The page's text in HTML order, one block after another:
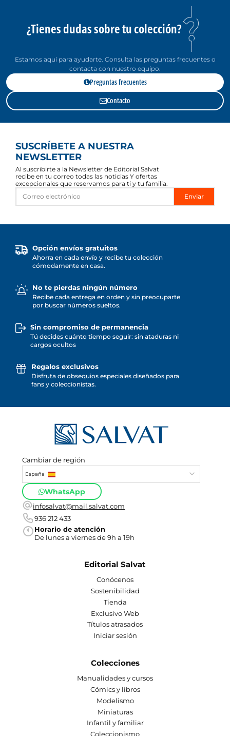
¿Tienes dudas sobre tu colección?
Estamos aquí para ayudarte. Consulta las preguntas frecuentes o
contacta con nuestro equipo.
Preguntas frecuentes
Contacto
SUSCRÍBETE A NUESTRA
NEWSLETTER
Al suscribirte a la Newsletter de Editorial Salvat
recibe en tu correo todas las noticias Y ofertas
excepcionales que reservamos para ti y tu familia.
Enviar
Opción envíos gratuitos
Ahorra en cada envío y recibe tu colección
cómodamente en casa.
No te pierdas ningún número
Recibe cada entrega en orden y sin preocuparte
por buscar números sueltos.
Sin compromiso de permanencia
Tú decides cuánto tiempo seguir: sin ataduras ni
cargos ocultos
Regalos exclusivos
Disfruta de obsequios especiales diseñados para
fans y coleccionistas.
Cambiar de región
España
WhatsApp
infosalvat@mail.salvat.com
936 212 433
Horario de atención
De lunes a viernes de 9h a 19h
Editorial Salvat
Conócenos
Sostenibilidad
Tienda
Exclusivo Web
Títulos atrasados
Iniciar sesión
Colecciones
Manualidades y cursos
Cómics y libros
Modelismo
Miniaturas
Infantil y familiar
Coleccionismo